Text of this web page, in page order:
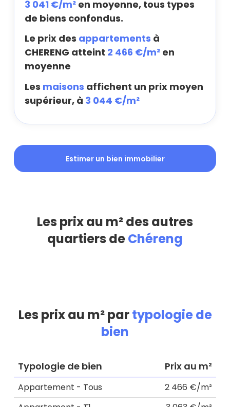
3 041 €/m² en moyenne, tous types
de biens confondus.
Le prix des appartements à
CHERENG atteint 2 466 €/m² en
moyenne
Les maisons affichent un prix moyen
supérieur, à 3 044 €/m²
Estimer un bien immobilier
Les prix au m² des autres
quartiers deChéreng
Les prix au m² partypologie de
bien
Typologie de bien Prix au m²
Appartement - Tous
2 466 €/m²